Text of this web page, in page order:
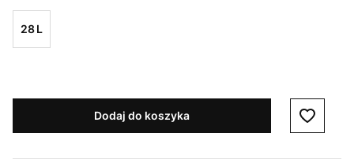
28 L
Dodaj do koszyka